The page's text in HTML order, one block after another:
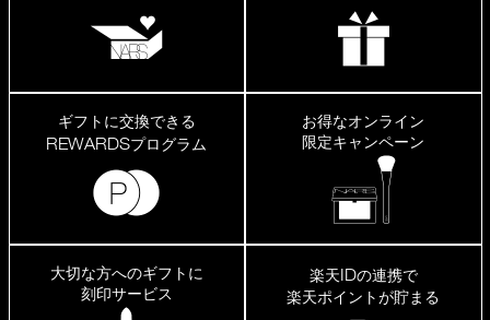
ギフトに交換できる
REWARDSプログラム
お得なオンライン
限定キャンペーン
大切な方へのギフトに
刻印サービス
楽天IDの連携で
楽天ポイントが貯まる